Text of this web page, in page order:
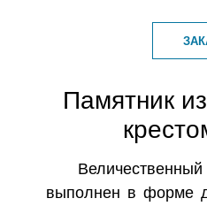
Памятник
Величественный
выполнен в форме